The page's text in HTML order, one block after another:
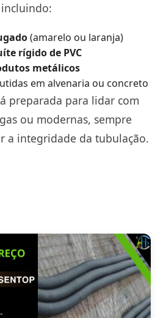
incluindo:
(amarelo ou laranja)
rígido de PVC
metálicos
em alvenaria ou concreto
preparada para lidar com
ou modernas, sempre
a integridade da tubulação.